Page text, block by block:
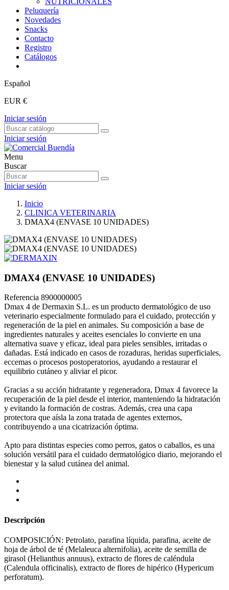
Peluquería
Novedades
Snacks
Contacto
Registro
Catálogos
Español
EUR €
Iniciar sesión
Iniciar sesión
Menu
Buscar
Iniciar sesión
Inicio
CLINICA VETERINARIA
DMAX4 (ENVASE 10 UNIDADES)
DMAX4 (ENVASE 10 UNIDADES)
Referencia 8900000005
Dmax 4 de Dermaxin S.L. es un producto dermatológico de uso
veterinario especialmente formulado para el cuidado, protección y
regeneración de la piel en animales. Su composición a base de
ingredientes naturales y aceites esenciales lo convierte en una
alternativa suave y eficaz, ideal para pieles sensibles, irritadas o
dañadas. Está indicado en casos de rozaduras, heridas superficiales,
eccemas o procesos postoperatorios, ayudando a restaurar el
equilibrio cutáneo y aliviar el picor.
Gracias a su acción hidratante y regeneradora, Dmax 4 favorece la
recuperación de la piel desde el interior, manteniendo la hidratación
y evitando la formación de costras. Además, crea una capa
protectora que aísla la zona tratada de agentes externos,
contribuyendo a una cicatrización óptima.
Apto para distintas especies como perros, gatos o caballos, es una
solución versátil para el cuidado dermatológico diario, mejorando el
bienestar y la salud cutánea del animal.
Descripción
COMPOSICIÓN: Petrolato, parafina líquida, parafina, aceite de
hoja de árbol de té (Melaleuca alternifolia), aceite de semilla de
girasol (Helianthus annuus), extracto de flores de caléndula
(Calendula officinalis), extracto de flores de hipérico (Hypericum
perforatum).